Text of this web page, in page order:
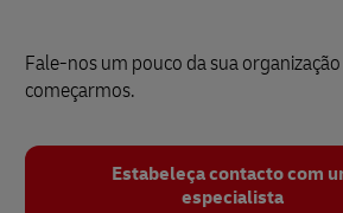
Fale-nos um pouco da sua
começarmos.
Estabeleça contacto com
especialista